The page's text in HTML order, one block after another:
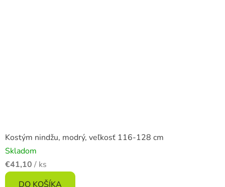
Kostým nindžu, modrý, veľkosť 116-128 cm
Skladom
€41,10 / ks
DO KOŠÍKA